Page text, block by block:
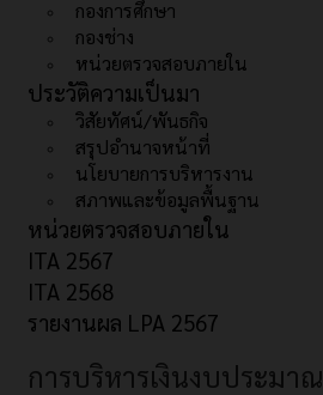
กองการศึกษา
กองช่าง
หน่วยตรวจสอบภายใน
ประวัติความเป็นมา
วิสัยทัศน์/พันธกิจ
สรุปอำนาจหน้าที่
นโยบายการบริหารงาน
สภาพและข้อมูลพื้นฐาน
หน่วยตรวจสอบภายใน
ITA 2567
ITA 2568
รายงานผล LPA 2567
การบริหารเงินงบประมาณ